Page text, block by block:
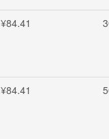
¥84.41
¥84.41